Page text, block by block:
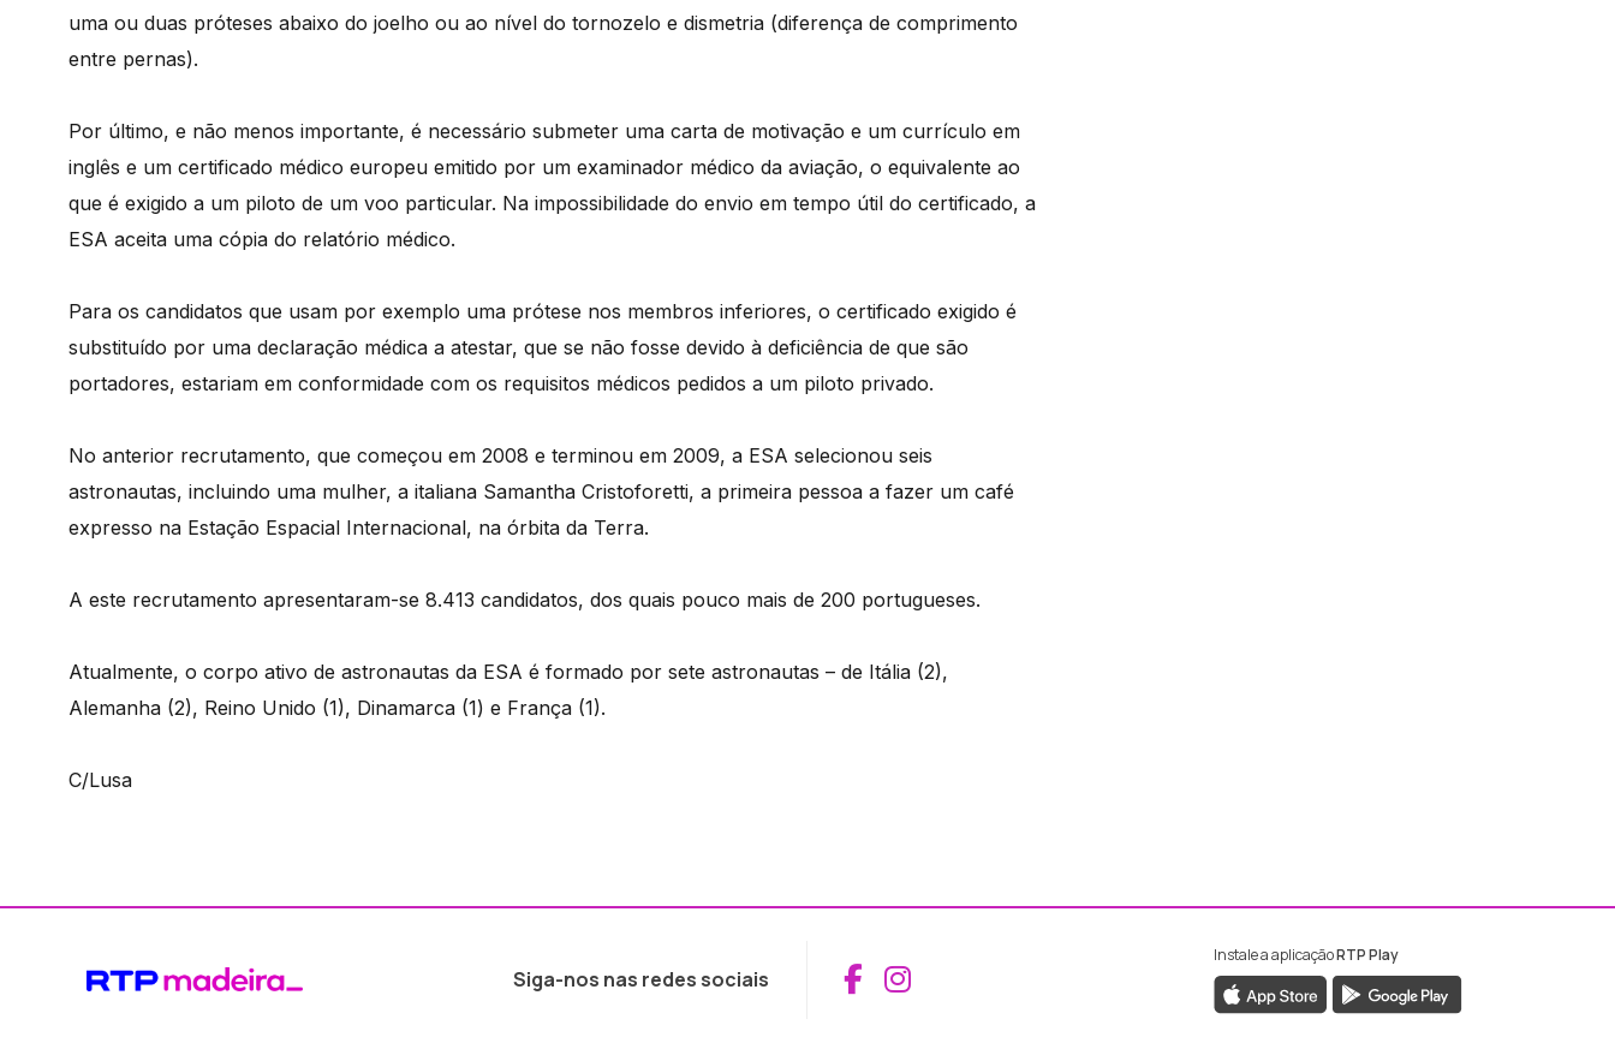
uma ou duas próteses abaixo do joelho ou ao nível do tornozelo e dismetria (diferença de comprimento
entre pernas).
Por último, e não menos importante, é necessário submeter uma carta de motivação e um currículo em
inglês e um certificado médico europeu emitido por um examinador médico da aviação, o equivalente ao
que é exigido a um piloto de um voo particular. Na impossibilidade do envio em tempo útil do certificado, a
ESA aceita uma cópia do relatório médico.
Para os candidatos que usam por exemplo uma prótese nos membros inferiores, o certificado exigido é
substituído por uma declaração médica a atestar, que se não fosse devido à deficiência de que são
portadores, estariam em conformidade com os requisitos médicos pedidos a um piloto privado.
No anterior recrutamento, que começou em 2008 e terminou em 2009, a ESA selecionou seis
astronautas, incluindo uma mulher, a italiana Samantha Cristoforetti, a primeira pessoa a fazer um café
expresso na Estação Espacial Internacional, na órbita da Terra.
A este recrutamento apresentaram-se 8.413 candidatos, dos quais pouco mais de 200 portugueses.
Atualmente, o corpo ativo de astronautas da ESA é formado por sete astronautas – de Itália (2),
Alemanha (2), Reino Unido (1), Dinamarca (1) e França (1).
C/Lusa
Siga-nos nas redes sociais Aceder ao Facebook da RTP Madeira
Aceder ao Instagram da RTP Madeira
Instale a aplicaçãoRTP Play